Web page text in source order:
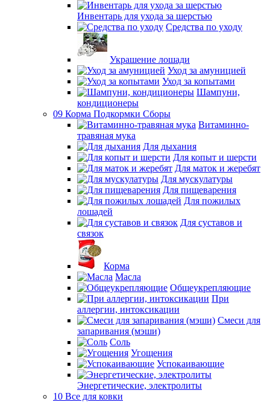
Инвентарь для ухода за шерстью
Средства по уходу
Украшение лошади
Уход за амуницией
Уход за копытами
Шампуни,
кондиционеры
09 Корма Подкормки Сборы
Витаминно-
травяная мука
Для дыхания
Для копыт и шерсти
Для маток и жеребят
Для мускулатуры
Для пищеварения
Для пожилых
лошадей
Для суставов и
связок
Корма
Масла
Общеукрепляющие
При
аллергии, интоксикации
Смеси для
запаривания (мэши)
Соль
Угощения
Успокаивающие
Энергетические, электролиты
10 Все для ковки